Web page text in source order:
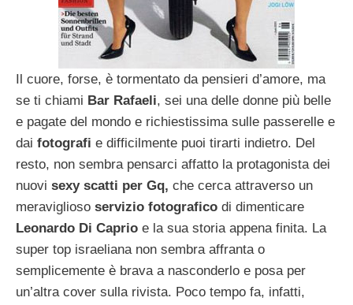
Il cuore, forse, è tormentato da pensieri d’amore, ma
se ti chiami Bar Rafaeli, sei una delle donne più belle
e pagate del mondo e richiestissima sulle passerelle e
dai fotografi e difficilmente puoi tirarti indietro. Del
resto, non sembra pensarci affatto la protagonista dei
nuovi sexy scatti per Gq, che cerca attraverso un
meraviglioso servizio fotografico di dimenticare
Leonardo Di Caprio e la sua storia appena finita. La
super top israeliana non sembra affranta o
semplicemente è brava a nasconderlo e posa per
un’altra cover sulla rivista. Poco tempo fa, infatti,